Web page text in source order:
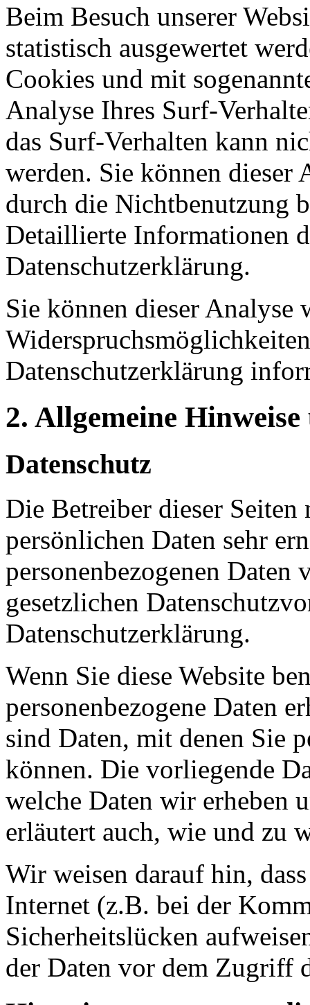
Beim Besuch unserer
statistisch ausgewertet
Cookies und mit
Analyse Ihres Surf-
das Surf-Verhalten kann
werden. Sie können dieser
durch die Nichtbenutzung
Detaillierte Informationen
Datenschutzerklärung.
Sie können dieser Analyse
Datenschutzerklärung
2. Allgemeine
Datenschutz
Die Betreiber dieser Seiten
persönlichen Daten sehr
personenbezogenen Daten
gesetzlichen
Datenschutzerklärung.
Wenn Sie diese Website
personenbezogene Daten
sind Daten, mit denen Sie
können. Die vorliegende
welche Daten wir erheben
erläutert auch, wie und zu
Wir weisen darauf hin,
Internet (z.B. bei der
Sicherheitslücken
der Daten vor dem Zugriff